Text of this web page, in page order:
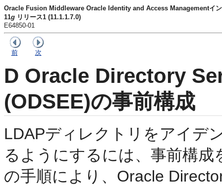
Oracle Fusion Middleware Oracle Identity and Access Managementイン
11g リリース1 (11.1.1.7.0)
E64850-01
前 次
D Oracle Directory
(ODSEE)の事前構成
LDAPディレクトリをアイデ
るようにするには、事前構
の手順により、Oracle